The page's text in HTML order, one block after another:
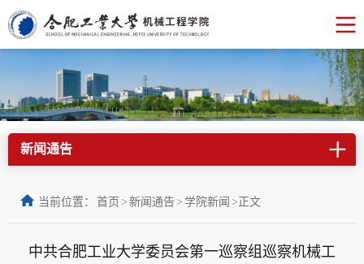
新闻通告
当前位置： 首页 > 新闻通告> 学院新闻 >正文
中共合肥工业大学委员会第一巡察组巡察机械工